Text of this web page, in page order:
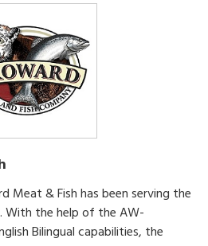
Meat & Fish has been serving the
With the help of the AW-
Bilingual capabilities, the